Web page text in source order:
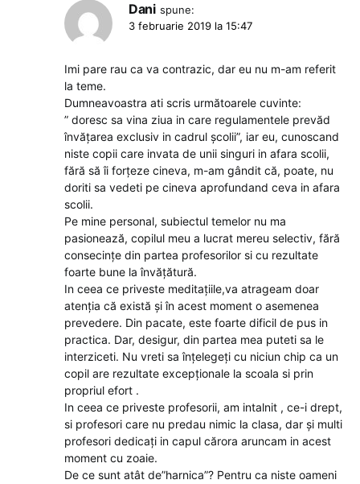
Dani spune:
3 februarie 2019 la 15:47
Imi pare rau ca va contrazic, dar eu nu m-am referit
la teme.
Dumneavoastra ati scris următoarele cuvinte:
” doresc sa vina ziua in care regulamentele prevăd
învățarea exclusiv in cadrul școlii”, iar eu, cunoscand
niste copii care invata de unii singuri in afara scolii,
fără să îi forțeze cineva, m-am gândit că, poate, nu
doriti sa vedeti pe cineva aprofundand ceva in afara
scolii.
Pe mine personal, subiectul temelor nu ma
pasionează, copilul meu a lucrat mereu selectiv, fără
consecințe din partea profesorilor si cu rezultate
foarte bune la învățătură.
In ceea ce priveste meditațiile,va atrageam doar
atenția că există și în acest moment o asemenea
prevedere. Din pacate, este foarte dificil de pus in
practica. Dar, desigur, din partea mea puteti sa le
interziceti. Nu vreti sa înțelegeți cu niciun chip ca un
copil are rezultate excepționale la scoala si prin
propriul efort .
In ceea ce priveste profesorii, am intalnit , ce-i drept,
si profesori care nu predau nimic la clasa, dar și multi
profesori dedicați in capul cărora aruncam in acest
moment cu zoaie.
De ce sunt atât de”harnica”? Pentru ca niste oameni